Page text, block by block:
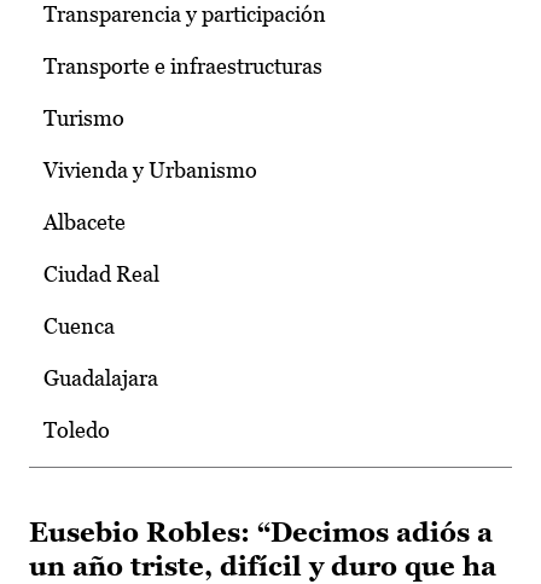
Transparencia y participación
Transporte e infraestructuras
Turismo
Vivienda y Urbanismo
Albacete
Ciudad Real
Cuenca
Guadalajara
Toledo
Eusebio Robles: “Decimos adiós a
un año triste, difícil y duro que ha